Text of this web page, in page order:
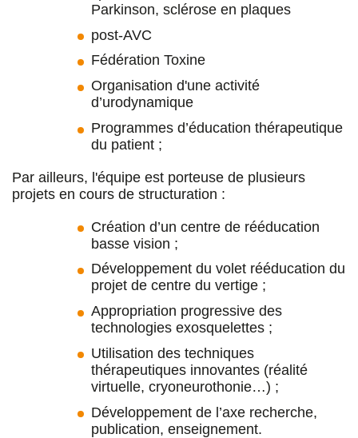
Parkinson, sclérose en plaques
post-AVC
Fédération Toxine
Organisation d'une activité
d’urodynamique
Programmes d’éducation thérapeutique
du patient ;
Par ailleurs, l'équipe est porteuse de plusieurs
projets en cours de structuration :
Création d’un centre de rééducation
basse vision ;
Développement du volet rééducation du
projet de centre du vertige ;
Appropriation progressive des
technologies exosquelettes ;
Utilisation des techniques
thérapeutiques innovantes (réalité
virtuelle, cryoneurothonie…) ;
Développement de l’axe recherche,
publication, enseignement.